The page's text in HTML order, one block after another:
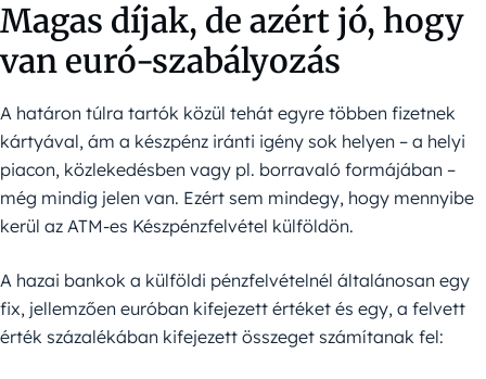
Magas díjak, de azért jó, hogy
van euró-szabályozás
A határon túlra tartók közül tehát egyre többen fizetnek
kártyával, ám a készpénz iránti igény sok helyen – a helyi
piacon, közlekedésben vagy pl. borravaló formájában –
még mindig jelen van. Ezért sem mindegy, hogy mennyibe
kerül az ATM-es Készpénzfelvétel külföldön.
A hazai bankok a külföldi pénzfelvételnél általánosan egy
fix, jellemzően euróban kifejezett értéket és egy, a felvett
érték százalékában kifejezett összeget számítanak fel: